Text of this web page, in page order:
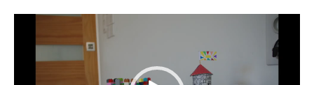
vidéo